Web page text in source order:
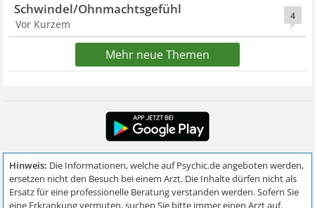
4
Schwindel/Ohnmachtsgefühl
Vor Kurzem
Mehr neue Themen